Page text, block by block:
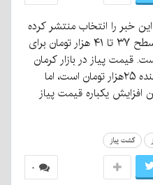
تومان شد. این خبر را انتخاب منتشر کرده
و از قیمت خرده فروشی پیاز در سطح ۳۷ تا ۴۱ هزار تومان برای
قیمت پیاز در بازار کرمان
نیز ۲۰ هزار تومان و برای مصرف‌کننده ۲۵هزار تومان است، اما
افزایش یکباره قیمت پیاز
کشت پیاز
۰